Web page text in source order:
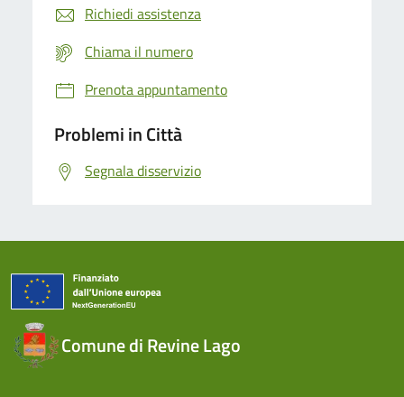
Richiedi assistenza
Chiama il numero
Prenota appuntamento
Problemi in Città
Segnala disservizio
Comune di Revine Lago